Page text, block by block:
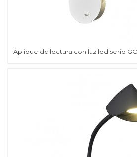
Aplique de lectura con luz led serie